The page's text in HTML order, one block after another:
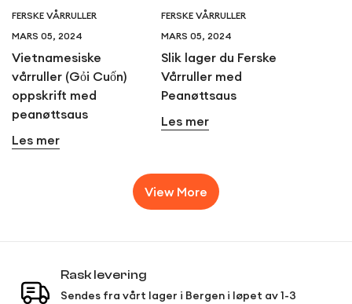
FERSKE VÅRRULLER
MARS 05, 2024
Vietnamesiske
vårruller (Gỏi Cuốn)
oppskrift med
peanøttsaus
Les mer
FERSKE VÅRRULLER
MARS 05, 2024
Slik lager du Ferske
Vårruller med
Peanøttsaus
Les mer
View More
Rask levering
Sendes fra vårt lager i Bergen i løpet av 1-3